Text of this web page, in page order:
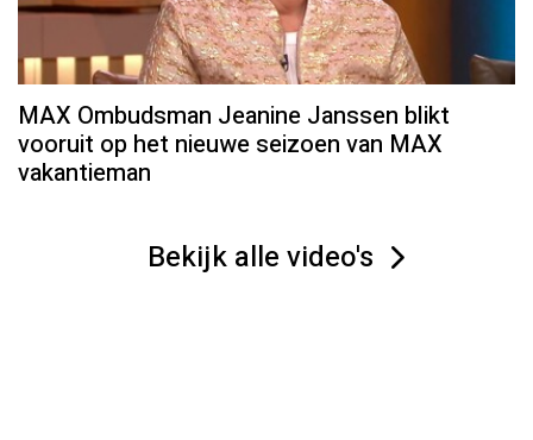
MAX Ombudsman Jeanine Janssen blikt
vooruit op het nieuwe seizoen van MAX
vakantieman
Bekijk alle video's